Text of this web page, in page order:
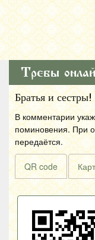
Требы
Братья и сестры!
В комментарии
поминовения. При
передаётся.
QR code